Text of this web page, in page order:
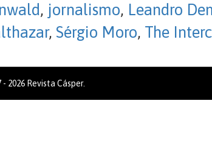
, jornalismo, Leandro
, Sérgio Moro, The
2026 Revista Cásper.